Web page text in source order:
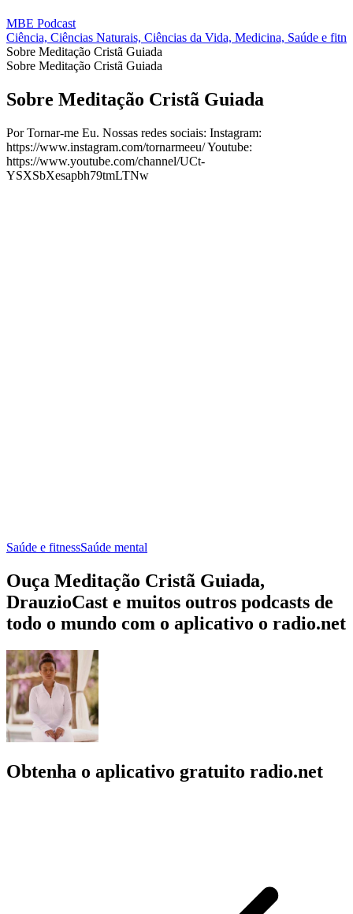
MBE Podcast
Ciência, Ciências Naturais, Ciências da Vida, Medicina, Saúde e
Sobre Meditação Cristã Guiada
Sobre Meditação Cristã Guiada
Sobre Meditação Cristã Guiada
Por Tornar-me Eu. Nossas redes sociais: Instagram:
https://www.instagram.com/tornarmeeu/ Youtube:
https://www.youtube.com/channel/UCt-
YSXSbXesapbh79tmLTNw
Saúde e fitnessSaúde mental
Ouça Meditação Cristã Guiada,
DrauzioCast e muitos outros podcasts de
todo o mundo com o aplicativo o radio.net
Obtenha o aplicativo gratuito radio.net